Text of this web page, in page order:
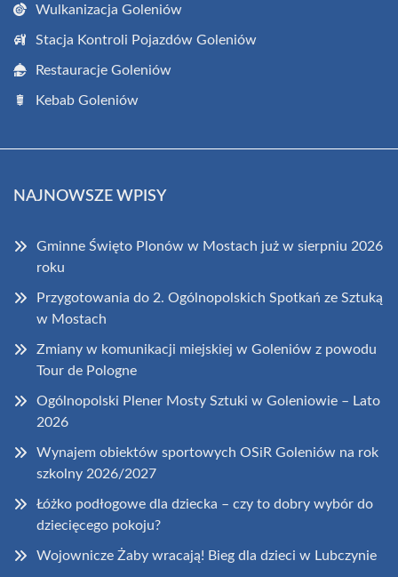
Wulkanizacja Goleniów
Stacja Kontroli Pojazdów Goleniów
Restauracje Goleniów
Kebab Goleniów
NAJNOWSZE WPISY
Gminne Święto Plonów w Mostach już w sierpniu 2026
roku
Przygotowania do 2. Ogólnopolskich Spotkań ze Sztuką
w Mostach
Zmiany w komunikacji miejskiej w Goleniów z powodu
Tour de Pologne
Ogólnopolski Plener Mosty Sztuki w Goleniowie – Lato
2026
Wynajem obiektów sportowych OSiR Goleniów na rok
szkolny 2026/2027
Łóżko podłogowe dla dziecka – czy to dobry wybór do
dziecięcego pokoju?
Wojownicze Żaby wracają! Bieg dla dzieci w Lubczynie